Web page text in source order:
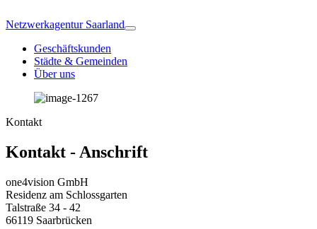
Netzwerkagentur Saarland
Geschäftskunden
Städte & Gemeinden
Über uns
Kontakt
Kontakt - Anschrift
one4vision GmbH
Residenz am Schlossgarten
Talstraße 34 - 42
66119 Saarbrücken